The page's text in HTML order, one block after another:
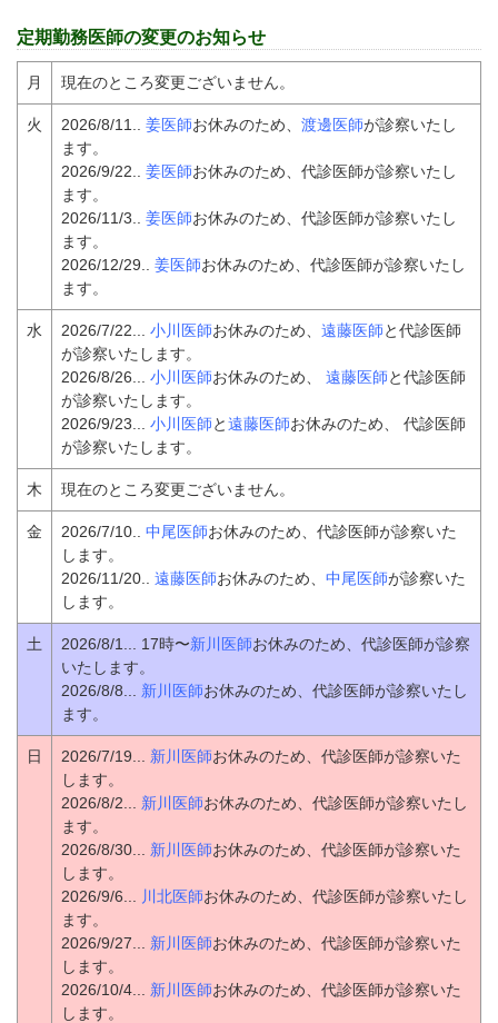
定期勤務医師の変更のお知らせ
月 現在のところ変更ございません。
火 2026/8/11.. 姜医師お休みのため、 渡邊医師が診察いたし
ます。
2026/9/22..
姜医師お休みのため、代診医師が診察いたし
ます。
2026/11/3..
姜医師お休みのため、代診医師が診察いたし
ます。
2026/12/29..
姜医師お休みのため、代診医師が診察いたし
ます。
水 2026/7/22... 小川医師お休みのため、 遠藤医師と代診医師
が診察いたします。
2026/8/26...
小川医師お休みのため、 遠藤医師と代診医師
が診察いたします。
2026/9/23...
小川医師と遠藤医師お休みのため、 代診医師
が診察いたします。
木 現在のところ変更ございません。
金 2026/7/10.. 中尾医師お休みのため、代診医師が診察いた
します。
2026/11/20..
遠藤医師お休みのため、 中尾医師が診察いた
します。
土 2026/8/1... 17時〜新川医師お休みのため、代診医師が診察
いたします。
2026/8/8...
新川医師お休みのため、代診医師が診察いたし
ます。
日 2026/7/19... 新川医師お休みのため、代診医師が診察いた
します。
2026/8/2...
新川医師お休みのため、代診医師が診察いたし
ます。
2026/8/30...
新川医師お休みのため、代診医師が診察いた
します。
2026/9/6...
川北医師お休みのため、代診医師が診察いたし
ます。
2026/9/27...
新川医師お休みのため、代診医師が診察いた
します。
2026/10/4...
新川医師お休みのため、代診医師が診察いた
します。